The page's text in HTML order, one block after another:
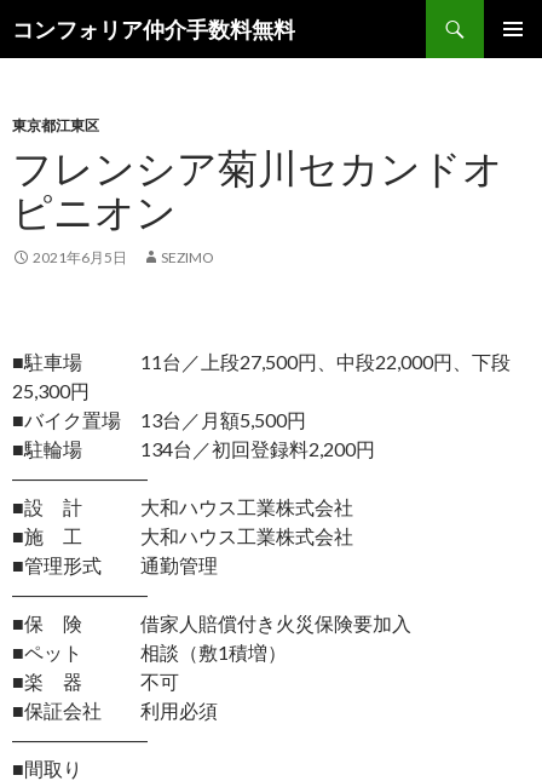
コンフォリア仲介手数料無料
索
ン
へ
ス
キ
ッ
東京都江東区
フレンシア菊川セカンドオ
ピニオン
2021年6月5日 SEZIMO
■駐車場 11台／上段27,500円、中段22,000円、下段
25,300円
■バイク置場 13台／月額5,500円
■駐輪場 134台／初回登録料2,200円
―――――――
■設 計 大和ハウス工業株式会社
■施 工 大和ハウス工業株式会社
■管理形式 通勤管理
―――――――
■保 険 借家人賠償付き火災保険要加入
■ペット 相談（敷1積増）
■楽 器 不可
■保証会社 利用必須
―――――――
■間取り